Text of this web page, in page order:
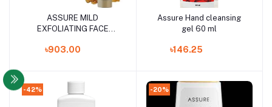
Add to cart
ASSURE MILD
EXFOLIATING FACE
৳903.00
Add to cart
Assure Hand cleansing
gel 60 ml
৳146.25
-42% -20%